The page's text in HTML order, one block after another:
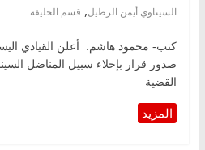
السيناوي أيمن الرطيل, قسم الخليفة
كتب- محمود هاشم: أعلن القيادي
صدور قرار بإخلاء سبيل المناضل
القضية